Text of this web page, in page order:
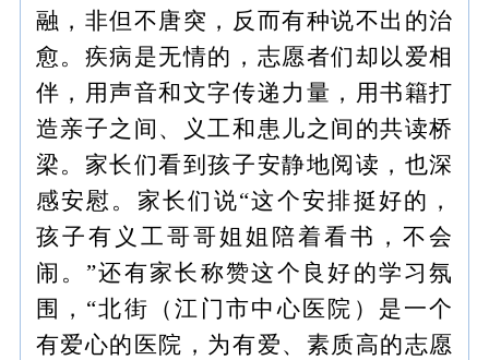
融，非但不唐突，反而有种说不出的治
愈。疾病是无情的，志愿者们却以爱相
伴，用声音和文字传递力量，用书籍打
造亲子之间、义工和患儿之间的共读桥
梁。家长们看到孩子安静地阅读，也深
感安慰。家长们说“这个安排挺好的，
孩子有义工哥哥姐姐陪着看书，不会
闹。”还有家长称赞这个良好的学习氛
围，“北街（江门市中心医院）是一个
有爱心的医院，为有爱、素质高的志愿